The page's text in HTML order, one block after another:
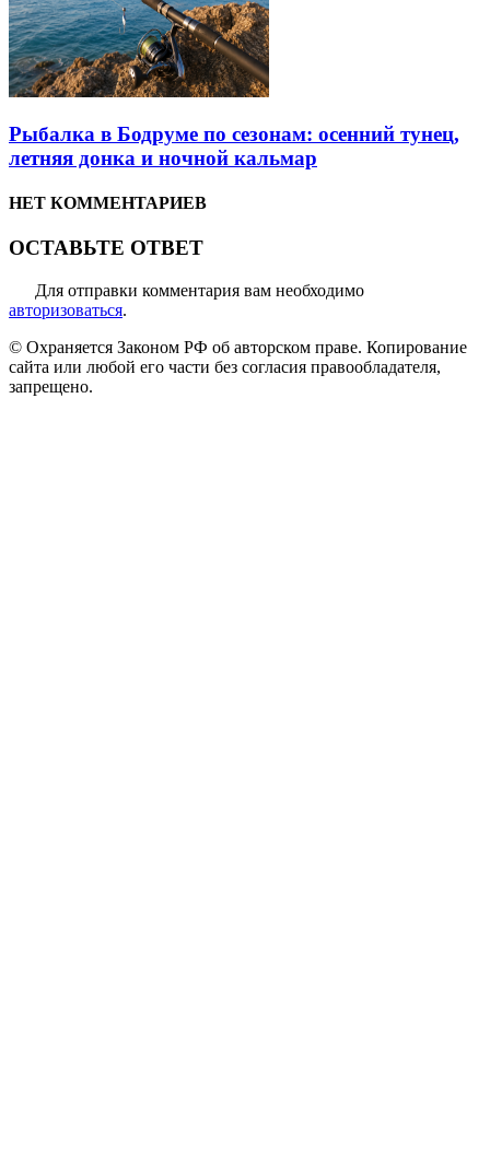
Рыбалка в Бодруме по сезонам: осенний тунец,
летняя донка и ночной кальмар
НЕТ КОММЕНТАРИЕВ
ОСТАВЬТЕ ОТВЕТ
Для отправки комментария вам необходимо
авторизоваться.
© Охраняется Законом РФ об авторском праве. Копирование
сайта или любой его части без согласия правообладателя,
запрещено.